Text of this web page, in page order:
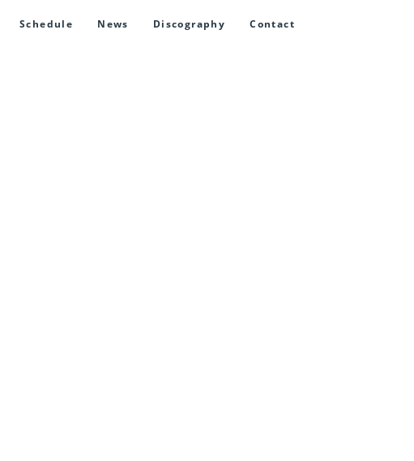
Schedule News Discography Contact